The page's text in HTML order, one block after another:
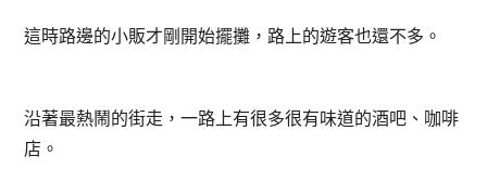
這時路邊的小販才剛開始擺攤，路上的遊客也還不多。
沿著最熱鬧的街走，一路上有很多很有味道的酒吧、咖啡
店。